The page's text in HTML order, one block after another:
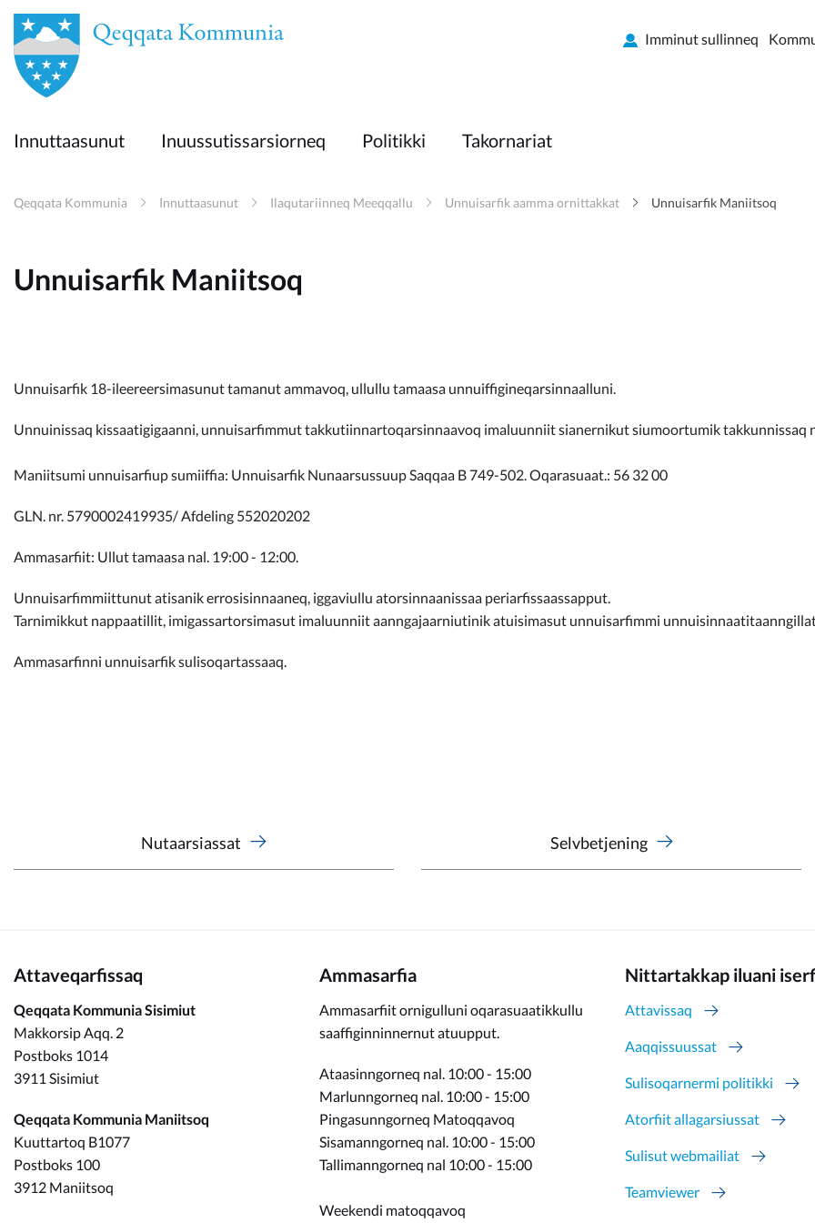
en
Innuttaasunut
Politikki
Takornariat
Kommune pillugu
Imminut sullinneq
Innuttaasunut Inuussutissarsiorneq Politikki Takornariat
Qeqqata Kommunia Innuttaasunut Ilaqutariinneq Meeqqallu Unnuisarfik aamma ornittakkat Unnuisarfik Maniitsoq
Unnuisarfik Maniitsoq
Unnuisarfik 18-ileereersimasunut tamanut ammavoq, ullullu tamaasa unnuiffigineqarsinnaalluni.
Unnuinissaq kissaatigigaanni, unnuisarfimmut takkutiinnartoqarsinnaavoq imaluunniit sianernikut siumoortumik takkunnissaq
Maniitsumi unnuisarfiup sumiiffia: Unnuisarfik Nunaarsussuup Saqqaa B 749-502. Oqarasuaat.: 56 32 00
GLN. nr. 5790002419935/ Afdeling 552020202
Ammasarfiit: Ullut tamaasa nal. 19:00 - 12:00.
Unnuisarfimmiittunut atisanik errosisinnaaneq, iggaviullu atorsinnaanissaa periarfissaassapput.
Tarnimikkut nappaatillit, imigassartorsimasut imaluunniit aanngajaarniutinik atuisimasut unnuisarfimmi
Ammasarfinni unnuisarfik sulisoqartassaaq.
Nutaarsiassat Selvbetjening
Attaveqarfissaq
Qeqqata Kommunia Sisimiut
Makkorsip Aqq. 2
Postboks 1014
3911 Sisimiut
Qeqqata Kommunia Maniitsoq
Kuuttartoq B1077
Postboks 100
3912 Maniitsoq
Ammasarfia
Ammasarfiit ornigulluni oqarasuaatikkullu
saaffiginninnernut atuupput.
Ataasinngorneq nal. 10:00 - 15:00
Marlunngorneq nal. 10:00 - 15:00
Pingasunngorneq Matoqqavoq
Sisamanngorneq nal. 10:00 - 15:00
Tallimanngorneq nal 10:00 - 15:00
Weekendi matoqqavoq
Nittartakkap iluani
Attavissaq
Aaqqissuussat
Sulisoqarnermi politikki
Atorfiit allagarsiussat
Sulisut webmailiat
Teamviewer